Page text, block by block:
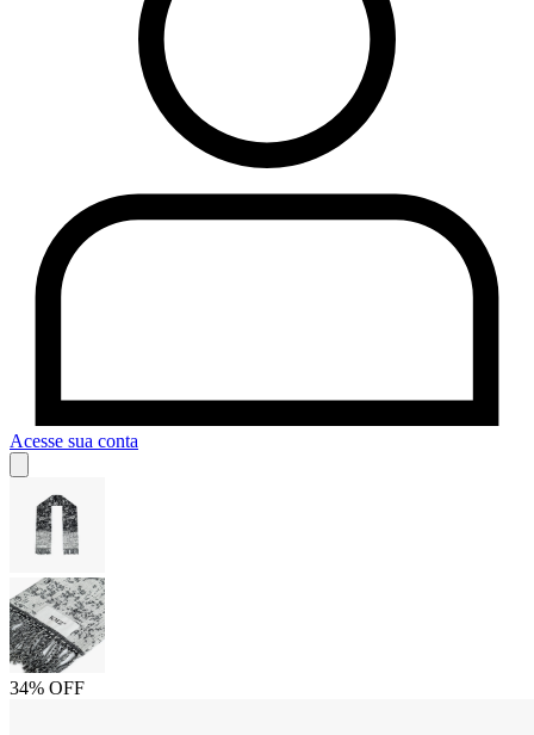
Acesse sua conta
34% OFF